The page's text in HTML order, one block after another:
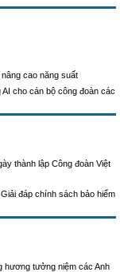
thị số 58/CT-TW ngày
xác định, lựa chọn ngày
chức bộ máy của hệ thống
thực hiện tìm kiếm, quy
Công đoàn Việt Nam
Chính phủ về tăng cường
bán, tàng trữ, sử dụng
cao năng suất
cho cán bộ công đoàn các
thành lập Công đoàn Việt
đáp chính sách bảo hiểm
hương tưởng niệm các Anh